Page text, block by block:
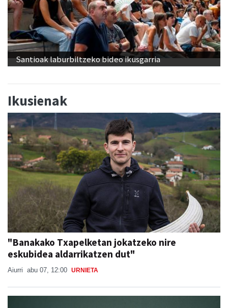
Santioak laburbiltzeko bideo ikusgarria
Ikusienak
"Banakako Txapelketan jokatzeko nire
eskubidea aldarrikatzen dut"
Aiurri abu 07, 12:00 URNIETA